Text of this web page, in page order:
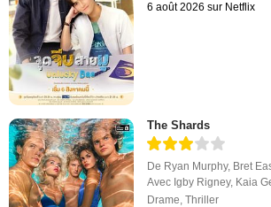
6 août 2026 sur Netflix
The Shards
De Ryan Murphy, Bret
Avec Igby Rigney, Kaia
Drame ,Thriller